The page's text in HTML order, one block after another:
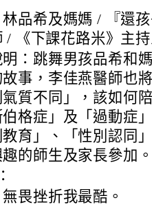
品希及媽媽 / 『還
/ 《下課花路米》主
：跳舞男孩品希和
故事，李佳燕醫師也
氣質不同」，該如何
伯格症」及「過動症
教育」、「性別認同
的師生及家長參加
畏挫折我最酷。